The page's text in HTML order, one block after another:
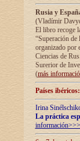
Rusia y
(Vladímir
El libro recoge
“Superación
organizado por
Ciencias de
Surerior de
(más
Países
Irina
La práctica
información>>>